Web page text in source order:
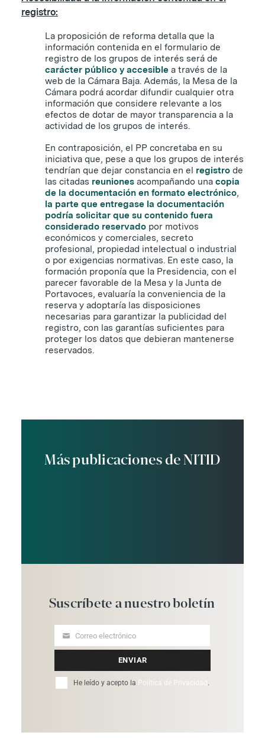
registro:
La proposición de reforma detalla que la
información contenida en el formulario de
registro de los grupos de interés será de
carácter público y accesible a través de la
web de la Cámara Baja. Además, la Mesa de la
Cámara podrá acordar difundir cualquier otra
información que considere relevante a los
efectos de dotar de mayor transparencia a la
actividad de los grupos de interés.
En contraposición, el PP concretaba en su
iniciativa que, pese a que los grupos de interés
tendrían que dejar constancia en el registro de
las citadas reuniones acompañando una copia
de la documentación en formato electrónico,
la parte que entregase la documentación
podría solicitar que su contenido fuera
considerado reservado por motivos
económicos y comerciales, secreto
profesional, propiedad intelectual o industrial
o por exigencias normativas. En este caso, la
formación proponía que la Presidencia, con el
parecer favorable de la Mesa y la Junta de
Portavoces, evaluaría la conveniencia de la
reserva y adoptaría las disposiciones
necesarias para garantizar la publicidad del
registro, con las garantías suficientes para
proteger los datos que debieran mantenerse
reservados.
Más publicaciones de NITID
Suscríbete a nuestroboletín
Your
Correo electrónico
ENVIAR
He leído y acepto la Política de Privacidad .